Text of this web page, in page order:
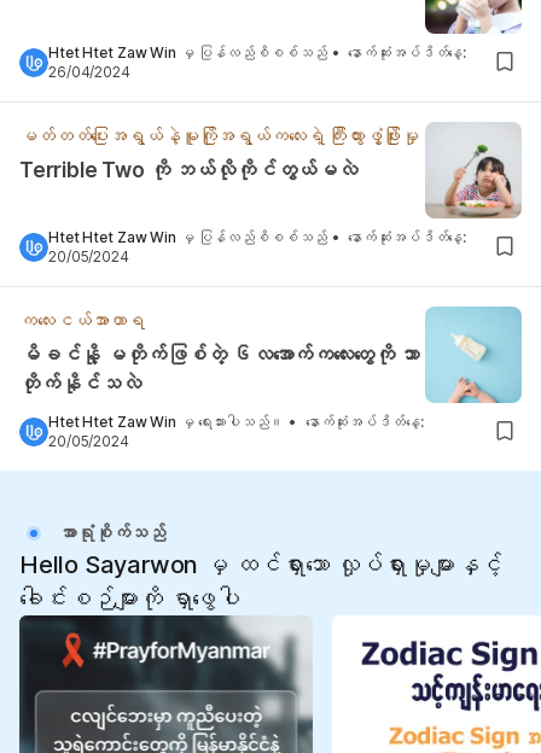
Htet Htet Zaw Win မှ ပြန်လည်စိစစ်သည် • နောက်ဆုံးအပ်ဒိတ်နေ့:
26/04/2024
မတ်တတ်ပြေးအရွယ်နဲ့မူကြိုအရွယ်ကလေးရဲ့ ကြီးထွားဖွံ့ဖြိုးမှု
Terrible Two ကို ဘယ်လိုကိုင်တွယ်မလဲ
Htet Htet Zaw Win မှ ပြန်လည်စိစစ်သည် • နောက်ဆုံးအပ်ဒိတ်နေ့:
20/05/2024
ကလေးငယ်အာဟာရ
မိခင်နို့ မတိုက်ဖြစ်တဲ့ ၆လအောက်ကလေးတွေကို ဘာ
တိုက်နိုင်သလဲ
Htet Htet Zaw Win မှ ရေးသားပါသည်။ • နောက်ဆုံးအပ်ဒိတ်နေ့:
20/05/2024
အာရုံစိုက်သည်
Hello Sayarwon မှ ထင်ရှားသော လှုပ်ရှားမှုများနှင့်
ခေါင်းစဉ်များကို ရှာဖွေပါ